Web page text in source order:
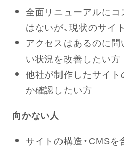
全面リニューアルに
はないが、現状のサイ
アクセスはあるのに問
い状況を改善したい方
他社が制作したサイ
か確認したい方
向かない人
サイトの構造・CMS